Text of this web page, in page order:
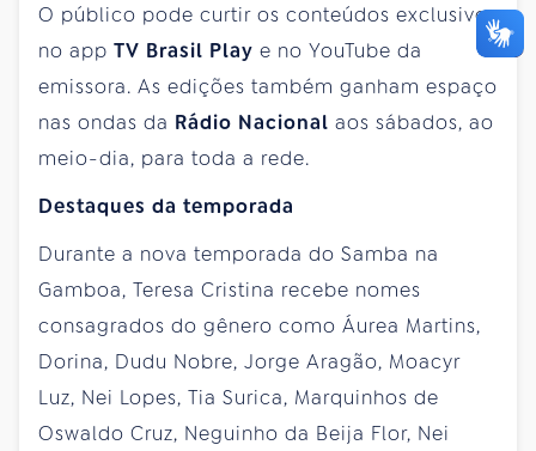
O público pode curtir os conteúdos exclusivos
no app TV Brasil Play e no YouTube da
emissora. As edições também ganham espaço
nas ondas da Rádio Nacional aos sábados, ao
meio-dia, para toda a rede.
Destaques da temporada
Durante a nova temporada do Samba na
Gamboa, Teresa Cristina recebe nomes
consagrados do gênero como Áurea Martins,
Dorina, Dudu Nobre, Jorge Aragão, Moacyr
Luz, Nei Lopes, Tia Surica, Marquinhos de
Oswaldo Cruz, Neguinho da Beija Flor, Nei